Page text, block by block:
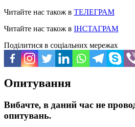
Читайте нас також в ТЕЛЕГРАМ
Читайте нас також в ІНСТАГРАМ
Поділитися в соціальних мережах
Опитування
Вибачте, в даний час не
опитувань.